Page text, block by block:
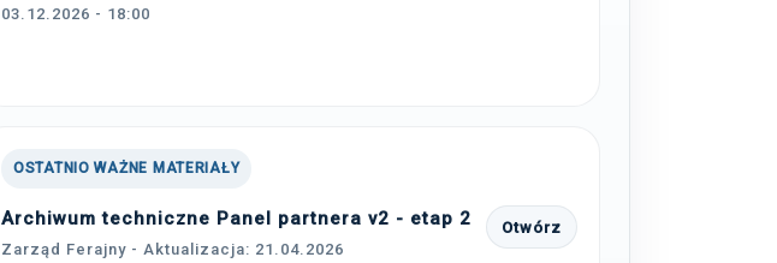
03.12.2026 - 18:00
OSTATNIO WAŻNE MATERIAŁY
Archiwum techniczne Panel partnera v2 - etap 2
Zarząd Ferajny - Aktualizacja: 21.04.2026
Otwórz